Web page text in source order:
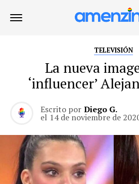
TELEVISIÓN
La nueva
‘influencer’
Escrito por Diego G.
el 14 de noviembre de